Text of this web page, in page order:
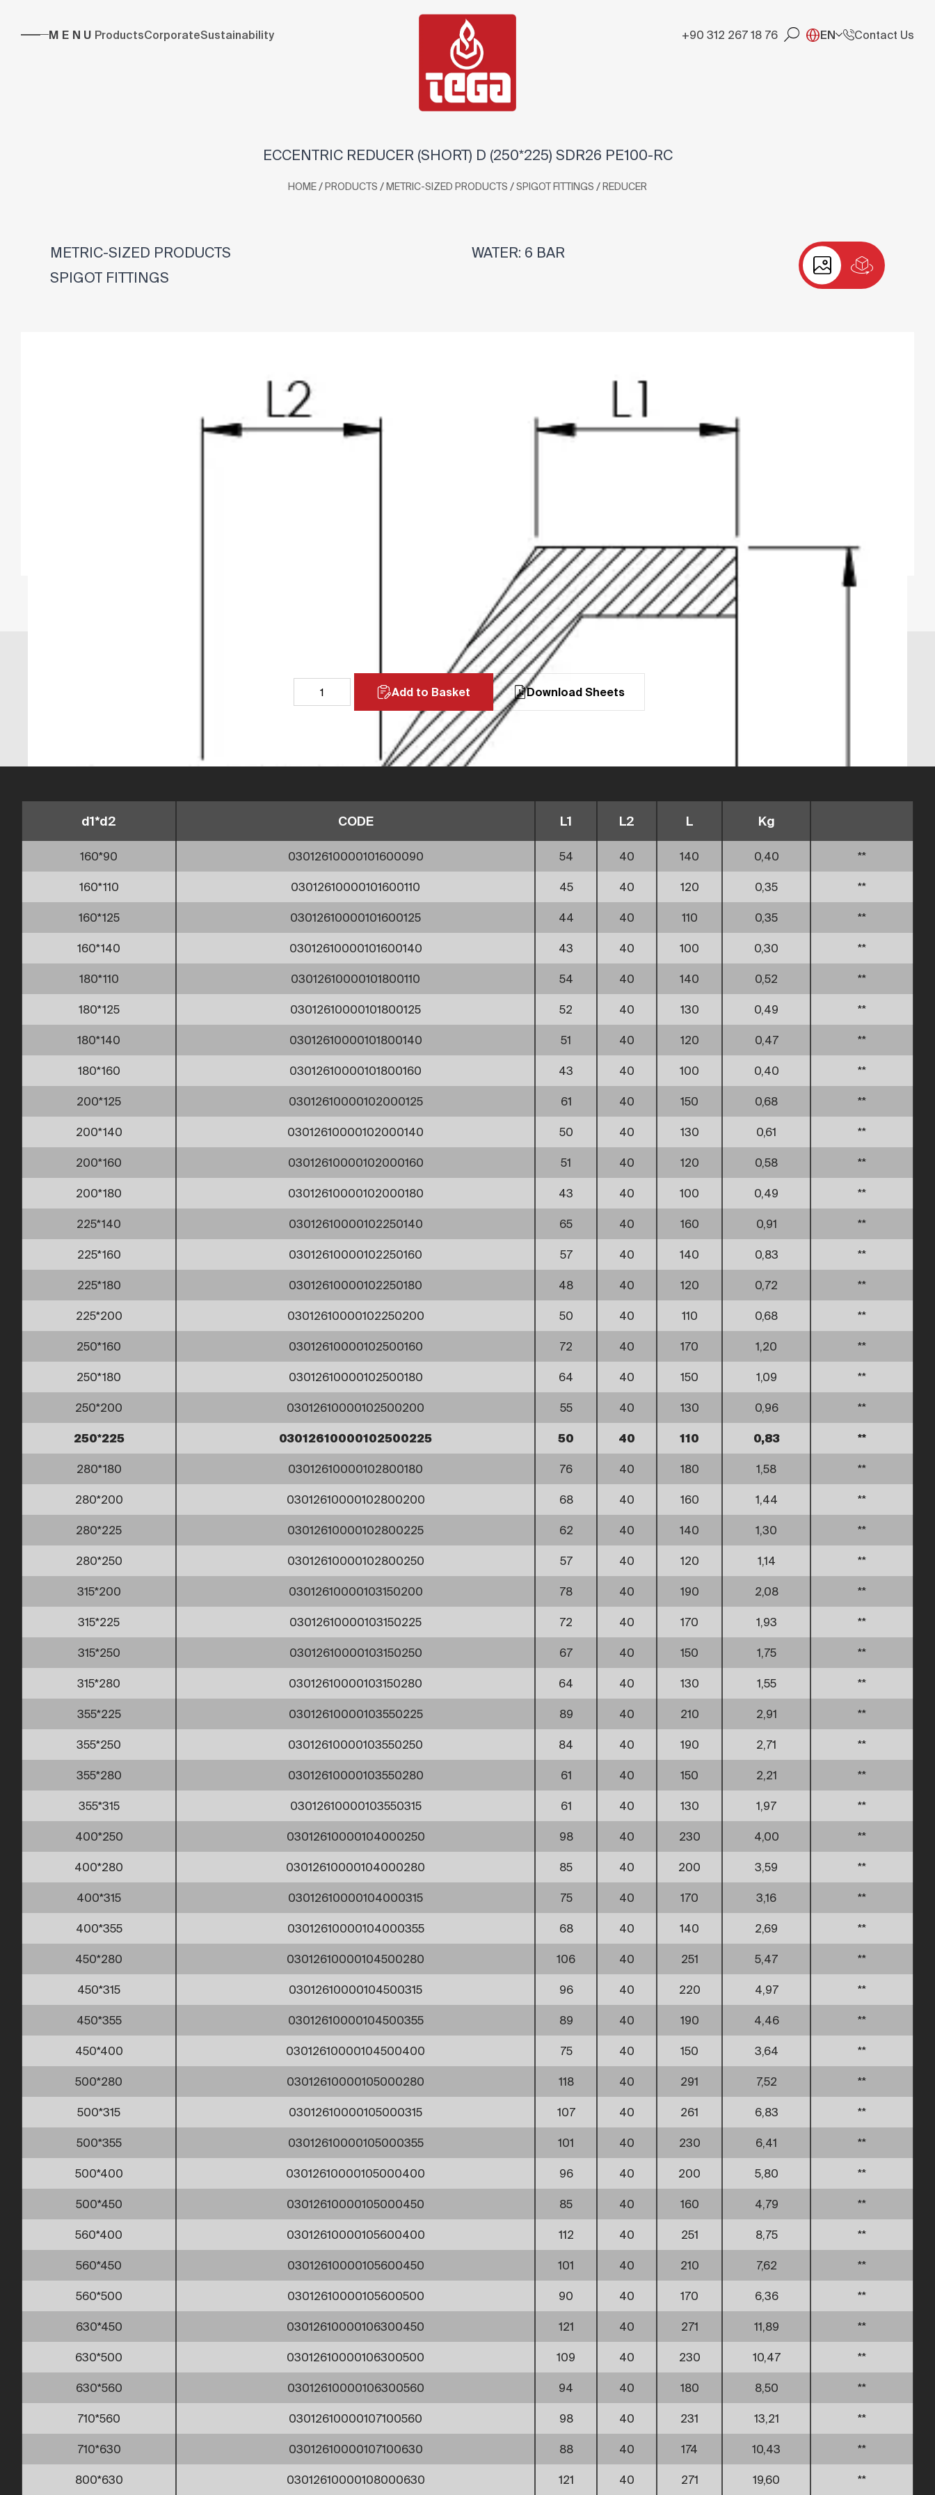
MENU ProductsCorporateSustainability +90 312 267 18 76 EN Contact Us
ECCENTRIC REDUCER (SHORT) D (250*225) SDR26 PE100-RC
HOME/PRODUCTS /METRIC-SIZED PRODUCTS /SPIGOT FITTINGS /REDUCER
METRIC-SIZED PRODUCTS
SPIGOT FITTINGS
WATER: 6 BAR
Add to Basket Download Sheets
d1*d2 CODE L1 L2 L Kg
160*90 03012610000101600090 54 40 140 0,40 **
160*110 03012610000101600110 45 40 120 0,35 **
160*125 03012610000101600125 44 40 110 0,35 **
160*140 03012610000101600140 43 40 100 0,30 **
180*110 03012610000101800110 54 40 140 0,52 **
180*125 03012610000101800125 52 40 130 0,49 **
180*140 03012610000101800140 51 40 120 0,47 **
180*160 03012610000101800160 43 40 100 0,40 **
200*125 03012610000102000125 61 40 150 0,68 **
200*140 03012610000102000140 50 40 130 0,61 **
200*160 03012610000102000160 51 40 120 0,58 **
200*180 03012610000102000180 43 40 100 0,49 **
225*140 03012610000102250140 65 40 160 0,91 **
225*160 03012610000102250160 57 40 140 0,83 **
225*180 03012610000102250180 48 40 120 0,72 **
225*200 03012610000102250200 50 40 110 0,68 **
250*160 03012610000102500160 72 40 170 1,20 **
250*180 03012610000102500180 64 40 150 1,09 **
250*200 03012610000102500200 55 40 130 0,96 **
250*225 03012610000102500225 50 40 110 0,83 **
280*180 03012610000102800180 76 40 180 1,58 **
280*200 03012610000102800200 68 40 160 1,44 **
280*225 03012610000102800225 62 40 140 1,30 **
280*250 03012610000102800250 57 40 120 1,14 **
315*200 03012610000103150200 78 40 190 2,08 **
315*225 03012610000103150225 72 40 170 1,93 **
315*250 03012610000103150250 67 40 150 1,75 **
315*280 03012610000103150280 64 40 130 1,55 **
355*225 03012610000103550225 89 40 210 2,91 **
355*250 03012610000103550250 84 40 190 2,71 **
355*280 03012610000103550280 61 40 150 2,21 **
355*315 03012610000103550315 61 40 130 1,97 **
400*250 03012610000104000250 98 40 230 4,00 **
400*280 03012610000104000280 85 40 200 3,59 **
400*315 03012610000104000315 75 40 170 3,16 **
400*355 03012610000104000355 68 40 140 2,69 **
450*280 03012610000104500280 106 40 251 5,47 **
450*315 03012610000104500315 96 40 220 4,97 **
450*355 03012610000104500355 89 40 190 4,46 **
450*400 03012610000104500400 75 40 150 3,64 **
500*280 03012610000105000280 118 40 291 7,52 **
500*315 03012610000105000315 107 40 261 6,83 **
500*355 03012610000105000355 101 40 230 6,41 **
500*400 03012610000105000400 96 40 200 5,80 **
500*450 03012610000105000450 85 40 160 4,79 **
560*400 03012610000105600400 112 40 251 8,75 **
560*450 03012610000105600450 101 40 210 7,62 **
560*500 03012610000105600500 90 40 170 6,36 **
630*450 03012610000106300450 121 40 271 11,89 **
630*500 03012610000106300500 109 40 230 10,47 **
630*560 03012610000106300560 94 40 180 8,50 **
710*560 03012610000107100560 98 40 231 13,21 **
710*630 03012610000107100630 88 40 174 10,43 **
800*630 03012610000108000630 121 40 271 19,60 **